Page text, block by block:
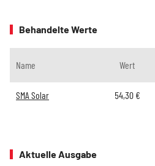
Behandelte Werte
Name Wert
SMA Solar 54,30€
Aktuelle Ausgabe